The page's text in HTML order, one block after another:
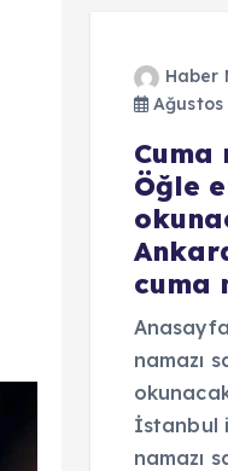
Haber
Ağustos
Cuma
Öğle
cuma
namazı
İstanbul
namazı